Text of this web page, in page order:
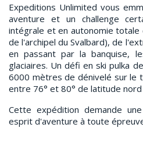
Expeditions Unlimited vous
aventure et un challenge
intégrale et en autonomie totale
de l'archipel du Svalbard), de
en passant par la banquise,
glaciaires. Un défi en ski pulka
6000 mètres de dénivelé sur le
entre 76° et 80° de latitude nord
Cette expédition demande
esprit d'aventure à toute